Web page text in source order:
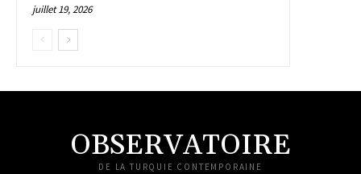
juillet 19, 2026
OBSERVATOIRE
DE LA TURQUIE CONTEMPORAINE